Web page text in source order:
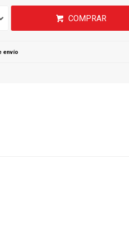
COMPRAR
envío